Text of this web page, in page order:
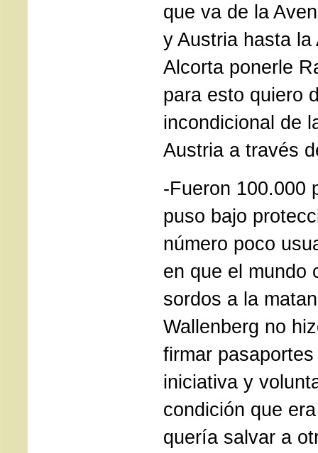
que va de la
y Austria hasta
Alcorta ponerle
para esto quiero
incondicional de
Austria a través
-Fueron 100.000
puso bajo
número poco
en que el mundo
sordos a la
Wallenberg no
firmar
iniciativa y
condición que
quería salvar a